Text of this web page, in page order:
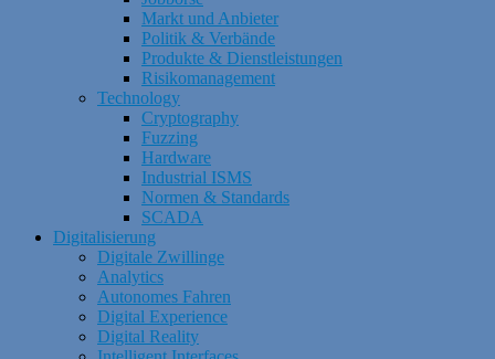
Markt und Anbieter
Politik & Verbände
Produkte & Dienstleistungen
Risikomanagement
Technology
Cryptography
Fuzzing
Hardware
Industrial ISMS
Normen & Standards
SCADA
Digitalisierung
Digitale Zwillinge
Analytics
Autonomes Fahren
Digital Experience
Digital Reality